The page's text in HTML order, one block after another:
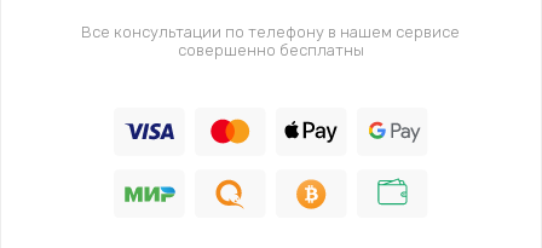
Все консультации по телефону в нашем сервисе
совершенно бесплатны